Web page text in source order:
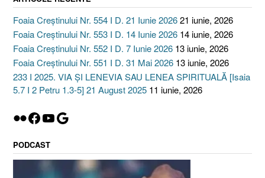
Foaia Creștinului Nr. 554 I D. 21 Iunie 202621 iunie, 2026
Foaia Creștinului Nr. 553 I D. 14 Iunie 2026 14 iunie, 2026
Foaia Creștinului Nr. 552 I D. 7 Iunie 2026 13 iunie, 2026
Foaia Creștinului Nr. 551 I D. 31 Mai 2026 13 iunie, 2026
233 I 2025. VIA ȘI LENEVIA SAU LENEA SPIRITUALĂ [Isaia
5.7 I 2 Petru 1.3-5] 21 August 2025 11 iunie, 2026
Flickr
Facebook
YouTube
Google
PODCAST